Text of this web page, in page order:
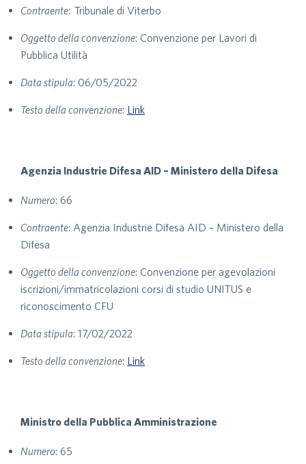
Contraente: Tribunale di Viterbo
Oggetto della convenzione: Convenzione per Lavori di
Pubblica Utilità
Data stipula: 06/05/2022
Testo della convenzione: Link
Agenzia Industrie Difesa AID – Ministero della Difesa
Numero: 66
Contraente: Agenzia Industrie Difesa AID – Ministero della
Difesa
Oggetto della convenzione: Convenzione per agevolazioni
iscrizioni/immatricolazioni corsi di studio UNITUS e
riconoscimento CFU
Data stipula: 17/02/2022
Testo della convenzione: Link
Ministro della Pubblica Amministrazione
Numero: 65